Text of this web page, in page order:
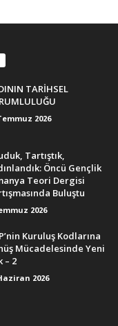
TARİHSEL
2026
Tartıştık,
Öncü Gençlik
Teori Dergisi
Buluştu
2026
Kuruluş Kodlarına
Mücadelesinde Yeni
– 2
2026